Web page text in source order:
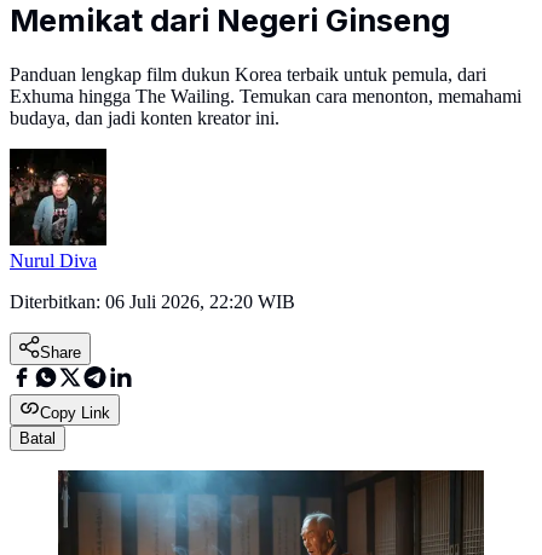
Memikat dari Negeri Ginseng
Panduan lengkap film dukun Korea terbaik untuk pemula, dari
Exhuma hingga The Wailing. Temukan cara menonton, memahami
budaya, dan jadi konten kreator ini.
Nurul Diva
Diterbitkan: 06 Juli 2026, 22:20 WIB
Share
Copy Link
Batal